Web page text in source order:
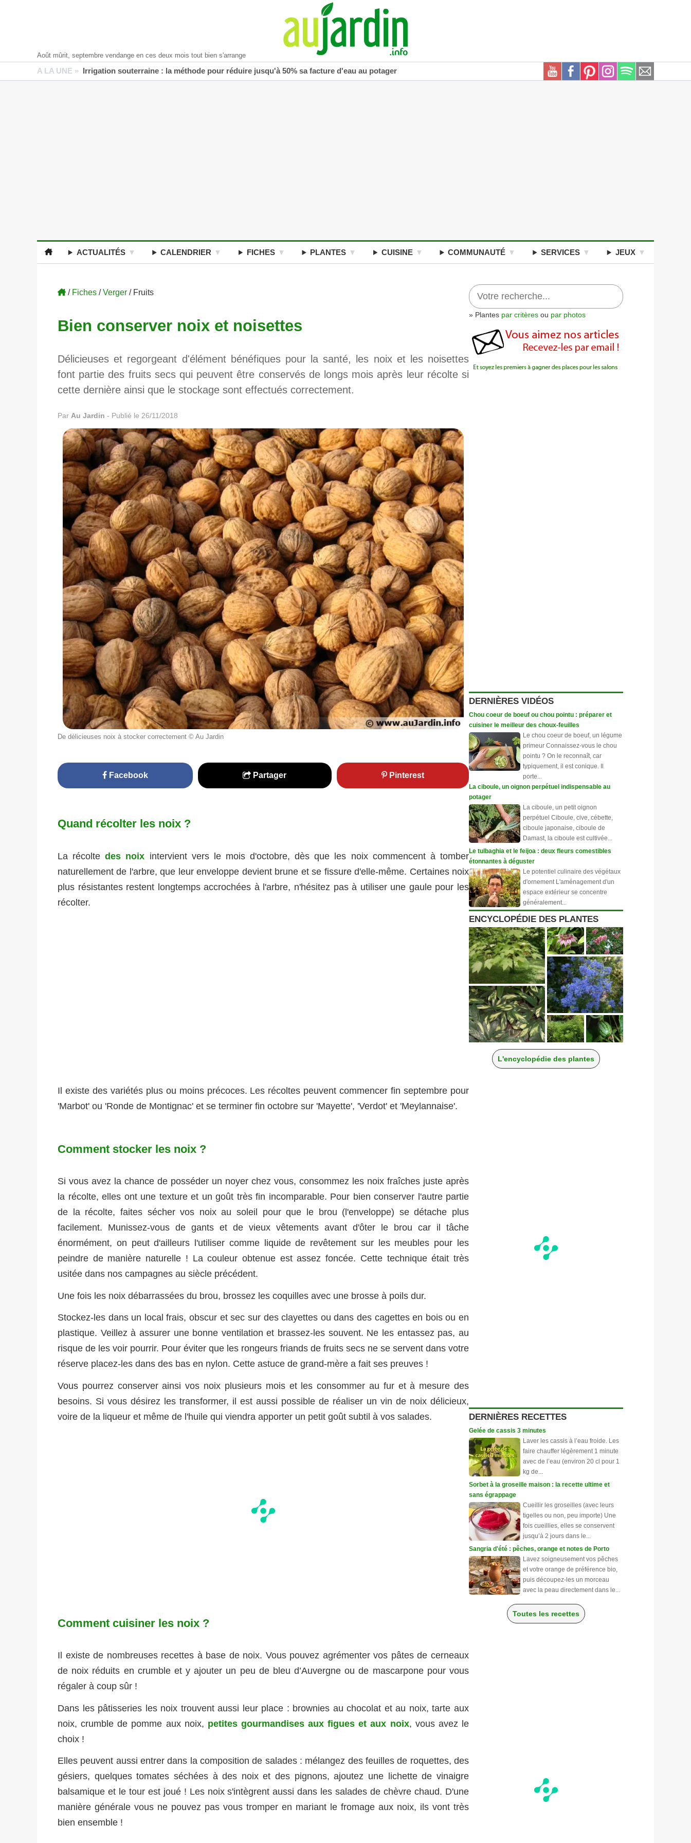
Août mûrit, septembre vendange en ces deux mois tout bien s'arrange
A LA UNE » Irrigation souterraine : la méthode pour réduire jusqu'à 50% sa facture d'eau au potager
ACTUALITÉS CALENDRIER FICHES PLANTES CUISINE COMMUNAUTÉ SERVICES JEUX
/ Fiches /Verger / Fruits
Bien conserver noix et noisettes
Délicieuses et regorgeant d'élément bénéfiques pour la santé, les noix et les noisettes
font partie des fruits secs qui peuvent être conservés de longs mois après leur récolte si
cette dernière ainsi que le stockage sont effectués correctement.
Par Au Jardin - Publié le 26/11/2018
De délicieuses noix à stocker correctement © Au Jardin
Facebook Partager Pinterest
Quand récolter les noix ?
La récoltedes noix intervient vers le mois d'octobre, dès que les noix commencent à tomber
naturellement de l'arbre, que leur enveloppe devient brune et se fissure d'elle-même. Certaines noix
plus résistantes restent longtemps accrochées à l'arbre, n'hésitez pas à utiliser une gaule pour les
récolter.
Il existe des variétés plus ou moins précoces. Les récoltes peuvent commencer fin septembre pour
'Marbot' ou 'Ronde de Montignac' et se terminer fin octobre sur 'Mayette', 'Verdot' et 'Meylannaise'.
Comment stocker les noix ?
Si vous avez la chance de posséder un noyer chez vous, consommez les noix fraîches juste après
la récolte, elles ont une texture et un goût très fin incomparable. Pour bien conserver l'autre partie
de la récolte, faites sécher vos noix au soleil pour que le brou (l'enveloppe) se détache plus
facilement. Munissez-vous de gants et de vieux vêtements avant d'ôter le brou car il tâche
énormément, on peut d'ailleurs l'utiliser comme liquide de revêtement sur les meubles pour les
peindre de manière naturelle ! La couleur obtenue est assez foncée. Cette technique était très
usitée dans nos campagnes au siècle précédent.
Une fois les noix débarrassées du brou, brossez les coquilles avec une brosse à poils dur.
Stockez-les dans un local frais, obscur et sec sur des clayettes ou dans des cagettes en bois ou en
plastique. Veillez à assurer une bonne ventilation et brassez-les souvent. Ne les entassez pas, au
risque de les voir pourrir. Pour éviter que les rongeurs friands de fruits secs ne se servent dans votre
réserve placez-les dans des bas en nylon. Cette astuce de grand-mère a fait ses preuves !
Vous pourrez conserver ainsi vos noix plusieurs mois et les consommer au fur et à mesure des
besoins. Si vous désirez les transformer, il est aussi possible de réaliser un vin de noix délicieux,
voire de la liqueur et même de l'huile qui viendra apporter un petit goût subtil à vos salades.
Comment cuisiner les noix ?
Il existe de nombreuses recettes à base de noix. Vous pouvez agrémenter vos pâtes de cerneaux
de noix réduits en crumble et y ajouter un peu de bleu d’Auvergne ou de mascarpone pour vous
régaler à coup sûr !
Dans les pâtisseries les noix trouvent aussi leur place : brownies au chocolat et au noix, tarte aux
noix, crumble de pomme aux noix, petites gourmandises aux figues et aux noix, vous avez le
choix !
Elles peuvent aussi entrer dans la composition de salades : mélangez des feuilles de roquettes, des
gésiers, quelques tomates séchées à des noix et des pignons, ajoutez une lichette de vinaigre
balsamique et le tour est joué ! Les noix s'intègrent aussi dans les salades de chèvre chaud. D'une
manière générale vous ne pouvez pas vous tromper en mariant le fromage aux noix, ils vont très
bien ensemble !
» Plantes par critères ou par photos
DERNIÈRES VIDÉOS
Chou coeur de boeuf ou chou pointu : préparer et
cuisiner le meilleur des choux-feuilles
Le chou coeur de boeuf, un légume
primeur Connaissez-vous le chou
pointu ? On le reconnaît, car
typiquement, il est conique. Il
porte...
La ciboule, un oignon perpétuel indispensable au
potager
La ciboule, un petit oignon
perpétuel Ciboule, cive, cébette,
ciboule japonaise, ciboule de
Damast, la ciboule est cultivée...
Le tulbaghia et le feijoa : deux fleurs comestibles
étonnantes à déguster
Le potentiel culinaire des végétaux
d'ornement L'aménagement d'un
espace extérieur se concentre
généralement...
ENCYCLOPÉDIE DES PLANTES
L'encyclopédie des plantes
DERNIÈRES RECETTES
Gelée de cassis 3 minutes
Laver les cassis à l’eau froide. Les
faire chauffer légèrement 1 minute
avec de l’eau (environ 20 cl pour 1
kg de...
Sorbet à la groseille maison : la recette ultime et
sans égrappage
Cueillir les groseilles (avec leurs
tigelles ou non, peu importe) Une
fois cueillies, elles se conservent
jusqu’à 2 jours dans le...
Sangria d'été : pêches, orange et notes de Porto
Lavez soigneusement vos pêches
et votre orange de préférence bio,
puis découpez-les un morceau
avec la peau directement dans le...
Toutes les recettes